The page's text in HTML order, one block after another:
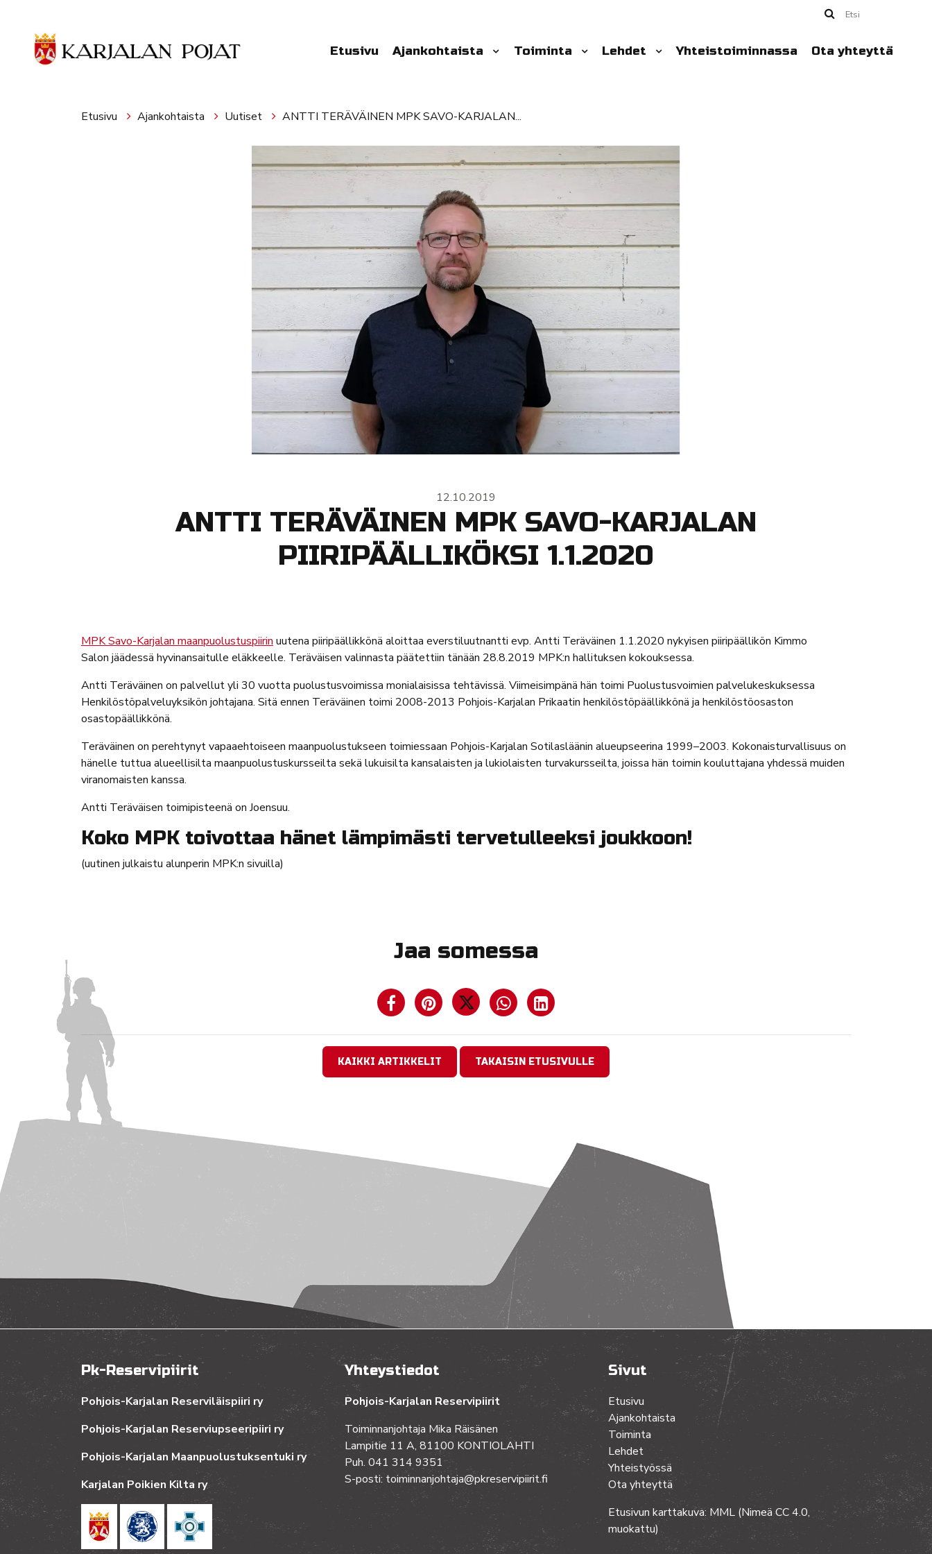
Etsi
Etusivu Ajankohtaista Toiminta Lehdet Yhteistoiminnassa Ota yhteyttä
Etusivu Ajankohtaista Uutiset ANTTI TERÄVÄINEN MPK SAVO-KARJALAN...
12.10.2019
ANTTI TERÄVÄINEN MPK SAVO-KARJALAN
PIIRIPÄÄLLIKÖKSI 1.1.2020
MPK Savo-Karjalan maanpuolustuspiirin uutena piiripäällikkönä aloittaa everstiluutnantti evp. Antti Teräväinen 1.1.2020 nykyisen piiripäällikön Kimmo
Salon jäädessä hyvinansaitulle eläkkeelle. Teräväisen valinnasta päätettiin tänään 28.8.2019 MPK:n hallituksen kokouksessa.
Antti Teräväinen on palvellut yli 30 vuotta puolustusvoimissa monialaisissa tehtävissä. Viimeisimpänä hän toimi Puolustusvoimien palvelukeskuksessa
Henkilöstöpalveluyksikön johtajana. Sitä ennen Teräväinen toimi 2008-2013 Pohjois-Karjalan Prikaatin henkilöstöpäällikkönä ja henkilöstöosaston
osastopäällikkönä.
Teräväinen on perehtynyt vapaaehtoiseen maanpuolustukseen toimiessaan Pohjois-Karjalan Sotilasläänin alueupseerina 1999–2003. Kokonaisturvallisuus on
hänelle tuttua alueellisilta maanpuolustuskursseilta sekä lukuisilta kansalaisten ja lukiolaisten turvakursseilta, joissa hän toimin kouluttajana yhdessä muiden
viranomaisten kanssa.
Antti Teräväisen toimipisteenä on Joensuu.
Koko MPK toivottaa hänet lämpimästi tervetulleeksi joukkoon!
(uutinen julkaistu alunperin MPK:n sivuilla)
Jaa somessa
KAIKKI ARTIKKELIT TAKAISIN ETUSIVULLE
Pk-Reservipiirit
Pohjois-Karjalan Reserviläispiiri ry
Pohjois-Karjalan Reserviupseeripiiri ry
Pohjois-Karjalan Maanpuolustuksentuki ry
Karjalan Poikien Kilta ry
Yhteystiedot
Pohjois-Karjalan Reservipiirit
Toiminnanjohtaja Mika Räisänen
Lampitie 11 A, 81100 KONTIOLAHTI
Puh. 041 314 9351
S-posti: toiminnanjohtaja@pkreservipiirit.fi
Sivut
Etusivu
Ajankohtaista
Toiminta
Lehdet
Yhteistyössä
Ota yhteyttä
Etusivun karttakuva: MML (Nimeä CC 4.0,
muokattu)